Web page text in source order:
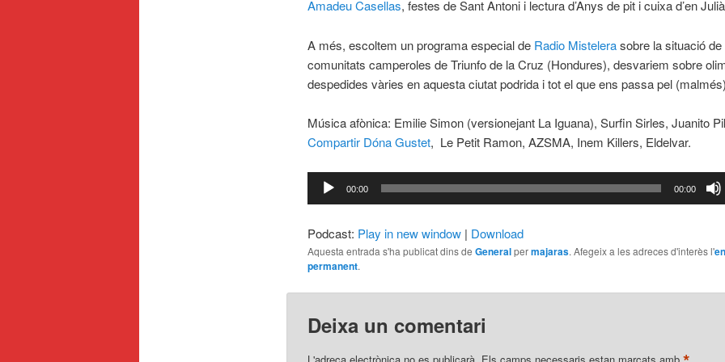
Amadeu Casellas, festes de Sant Antoni i lectura d’Anys de pit i cuixa d’en
A més, escoltem un programa especial de Radio Mistelerasobre la situació de
comunitats camperoles de Triunfo de la Cruz (Hondures), desvariem sobre
despedides vàries en aquesta ciutat podrida i tot el que ens passa pel
Música afònica: Emilie Simon (versionejant La Iguana), Surfin Sirles, Juanito
Compartir Dóna Gustet, Le Petit Ramon, AZSMA, Inem Killers, Eldelvar.
Reproductor
d'àudio
00:00 00:00
Podcast: Play in new window| Download
Aquesta entrada s'ha publicat dins de Generalpermajaras. Afegeix a les adreces d'interès l'
permanent.
Deixa un comentari